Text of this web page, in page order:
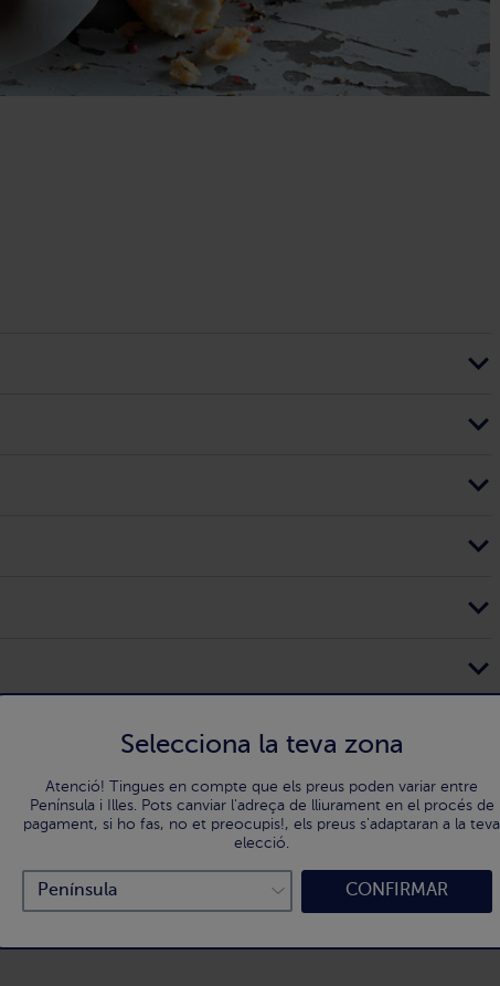
Selecciona la teva zona
Atenció! Tingues en compte que els preus poden variar entre
Península i Illes. Pots canviar l'adreça de lliurament en el procés de
pagament, si ho fas, no et preocupis!, els preus s'adaptaran a la teva
elecció.
CONFIRMAR